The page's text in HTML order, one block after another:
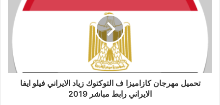
تحميل مهرجان كازاميزا ف التوكتوك زياد الايراني فيلو ايفا
الايراني رابط مباشر 2019